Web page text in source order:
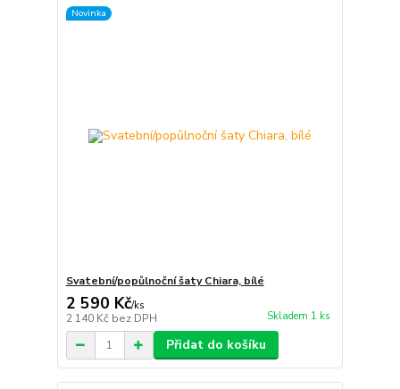
Novinka
Svatební/popůlnoční šaty Chiara, bílé
2 590 Kč/ks
2 140 Kč bez DPH Skladem 1 ks
Přidat do košíku